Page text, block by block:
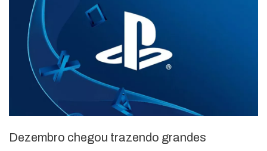
Dezembro chegou trazendo grandes